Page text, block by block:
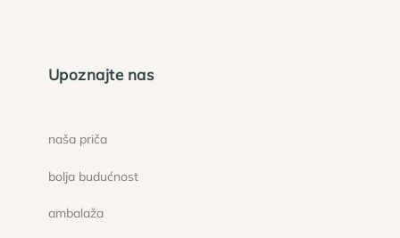
Upoznajte nas
naša priča
bolja budućnost
ambalaža